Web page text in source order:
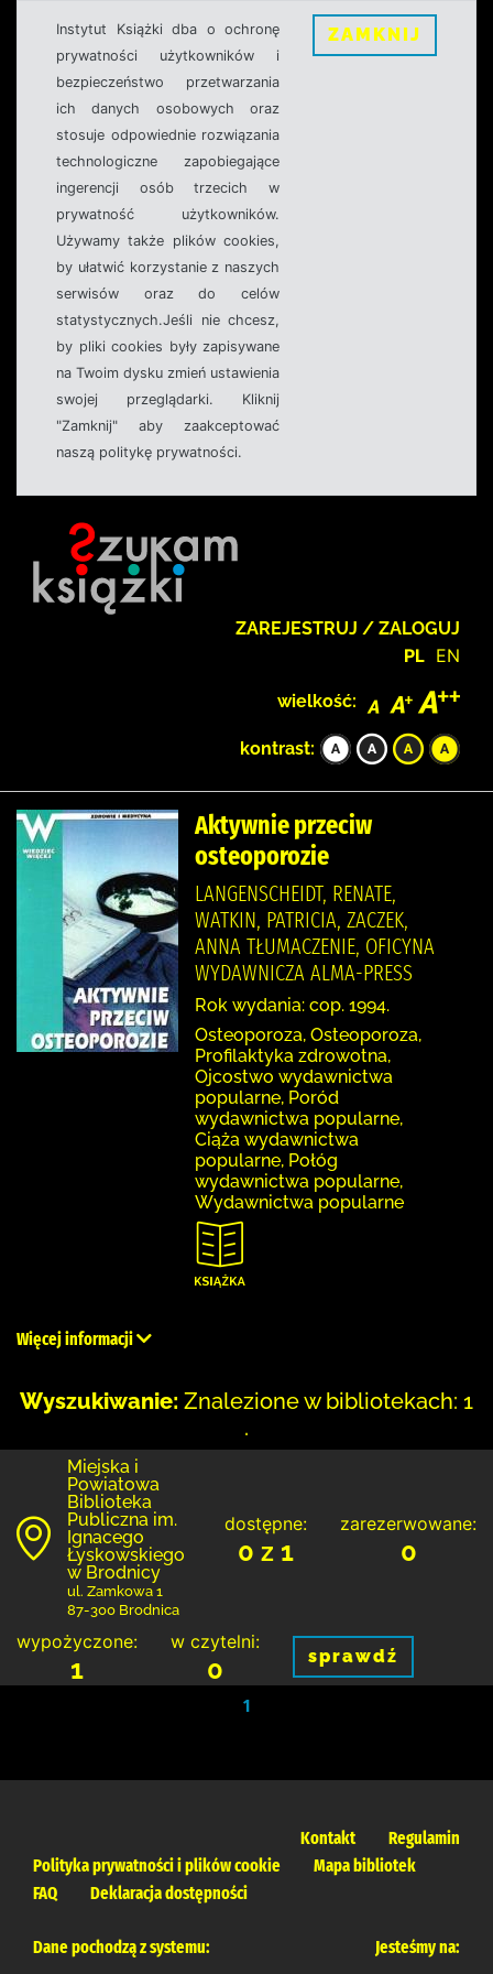
Instytut Książki dba o ochronę
prywatności użytkowników i
bezpieczeństwo przetwarzania
ich danych osobowych oraz
stosuje odpowiednie rozwiązania
technologiczne zapobiegające
ingerencji osób trzecich w
prywatność użytkowników.
Używamy także plików cookies,
by ułatwić korzystanie z naszych
serwisów oraz do celów
statystycznych.Jeśli nie chcesz,
by pliki cookies były zapisywane
na Twoim dysku zmień ustawienia
swojej przeglądarki. Kliknij
"Zamknij" aby zaakceptować
naszą politykę prywatności.
ZAMKNIJ
ZAREJESTRUJ / ZALOGUJ
PL EN
wielkość:
kontrast:
Aktywnie przeciw
osteoporozie
LANGENSCHEIDT, RENATE,
WATKIN, PATRICIA, ZACZEK,
ANNA TŁUMACZENIE, OFICYNA
WYDAWNICZA ALMA-PRESS
Rok wydania: cop. 1994.
Osteoporoza, Osteoporoza,
Profilaktyka zdrowotna,
Ojcostwo wydawnictwa
popularne, Poród
wydawnictwa popularne,
Ciąża wydawnictwa
popularne, Połóg
wydawnictwa popularne,
Wydawnictwa popularne
Więcej informacji
Wyszukiwanie: Znalezione w bibliotekach: 1
.
Miejska i
Powiatowa
Biblioteka
Publiczna im.
Ignacego
Łyskowskiego
w Brodnicy
ul. Zamkowa 1
87-300 Brodnica
dostępne:
0 z 1
zarezerwowane:
0
wypożyczone:
1
w czytelni:
0 sprawdź
1
Kontakt
Regulamin
Polityka prywatności i plików cookie
Mapa bibliotek
FAQ
Deklaracja dostępności
Dane pochodzą z systemu: Jesteśmy na: